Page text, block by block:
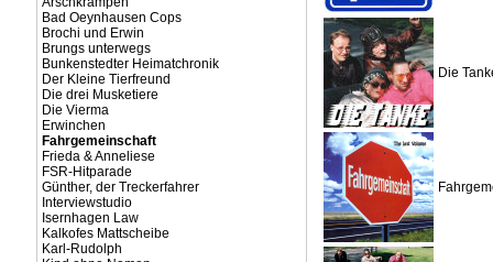
Bad Oeynhausen Cops
Brochi und Erwin
Brungs unterwegs
Bunkenstedter Heimatchronik
Der Kleine Tierfreund
Die drei Musketiere
Die Vierma
Erwinchen
Fahrgemeinschaft
Frieda & Anneliese
FSR-Hitparade
Günther, der Treckerfahrer
Interviewstudio
Isernhagen Law
Kalkofes Mattscheibe
Karl-Rudolph
Die